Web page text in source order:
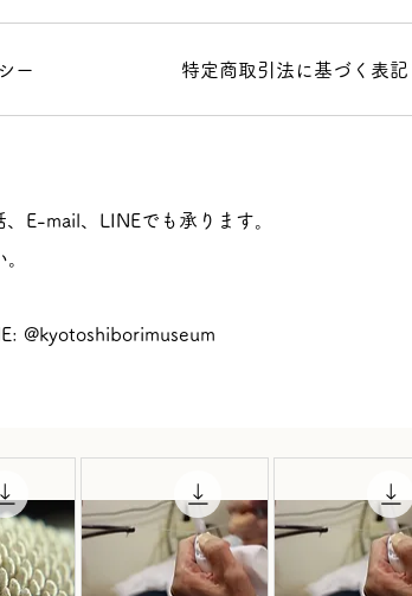
ー 特定商取引法に基づく表記
E-mail、LINEでも承ります。
@kyotoshiborimuseum